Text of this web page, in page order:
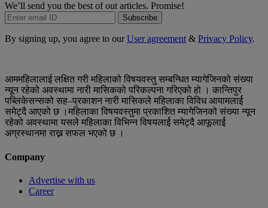
We’ll send you the best of out articles. Promise!
Subscribe
By signing up, you agree to ourUser agreement& Privacy Policy.
आममहिलालाई लक्षित गरी महिलाको विषयवस्तु सम्बन्धित म्यागेजिनको संख्या
न्यून रहेको अवस्थामा नारी मासिकको परिकल्पना गरिएको हो । कान्तिपुर
पब्लिकेसन्सको सह–प्रकाशन नारी मासिकले महिलाका विविध आयामलार्ई
समेट्दै आएको छ ।महिलाका विषयवस्तुमा प्रकाशित म्यागेजिनको संख्या न्यून
रहेको अवस्थामा यसले महिलाका विभिन्न विषयलार्ई समेट्दै आफूलार्ई
अग्रस्थानमा राख्न सफल भएको छ ।
Company
Advertise with us
Career